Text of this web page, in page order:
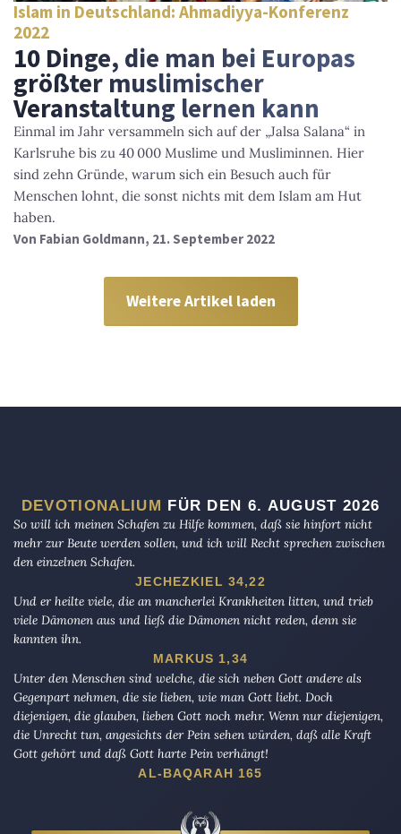
Islam in Deutschland: Ahmadiyya-Konferenz
2022
10 Dinge, die man bei Europas
größter muslimischer
Veranstaltung lernen kann
Einmal im Jahr versammeln sich auf der „Jalsa Salana“ in
Karlsruhe bis zu 40 000 Muslime und Musliminnen. Hier
sind zehn Gründe, warum sich ein Besuch auch für
Menschen lohnt, die sonst nichts mit dem Islam am Hut
haben.
Von Fabian Goldmann, 21. September 2022
Weitere Artikel laden
DEVOTIONALIUM FÜR DEN 6. AUGUST 2026
So will ich meinen Schafen zu Hilfe kommen, daß sie hinfort nicht
mehr zur Beute werden sollen, und ich will Recht sprechen zwischen
den einzelnen Schafen.
JECHEZKIEL 34,22
Und er heilte viele, die an mancherlei Krankheiten litten, und trieb
viele Dämonen aus und ließ die Dämonen nicht reden, denn sie
kannten ihn.
MARKUS 1,34
Unter den Menschen sind welche, die sich neben Gott andere als
Gegenpart nehmen, die sie lieben, wie man Gott liebt. Doch
diejenigen, die glauben, lieben Gott noch mehr. Wenn nur diejenigen,
die Unrecht tun, angesichts der Pein sehen würden, daß alle Kraft
Gott gehört und daß Gott harte Pein verhängt!
AL-BAQARAH 165